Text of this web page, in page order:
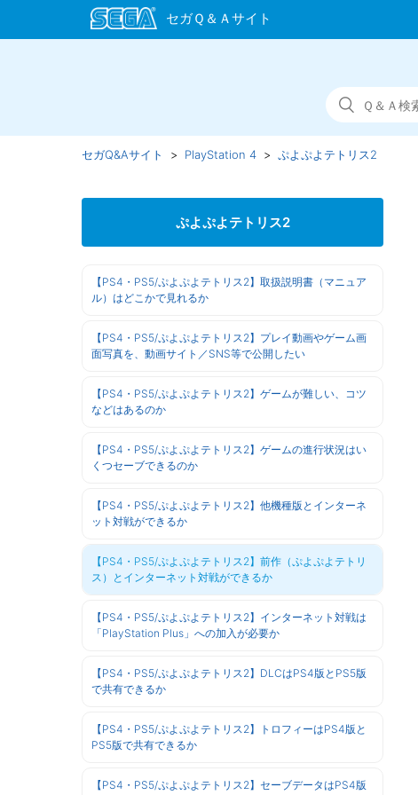
セガQ&Aサイト PlayStation 4 ぷよぷよテトリス2
ぷよぷよテトリス2
【PS4・PS5/ぷよぷよテトリス2】取扱説明書（マニュア
ル）はどこかで見れるか
【PS4・PS5/ぷよぷよテトリス2】プレイ動画やゲーム画
面写真を、動画サイト／SNS等で公開したい
【PS4・PS5/ぷよぷよテトリス2】ゲームが難しい、コツ
などはあるのか
【PS4・PS5/ぷよぷよテトリス2】ゲームの進行状況はい
くつセーブできるのか
【PS4・PS5/ぷよぷよテトリス2】他機種版とインターネ
ット対戦ができるか
【PS4・PS5/ぷよぷよテトリス2】前作（ぷよぷよテトリ
ス）とインターネット対戦ができるか
【PS4・PS5/ぷよぷよテトリス2】インターネット対戦は
「PlayStation Plus」への加入が必要か
【PS4・PS5/ぷよぷよテトリス2】DLCはPS4版とPS5版
で共有できるか
【PS4・PS5/ぷよぷよテトリス2】トロフィーはPS4版と
PS5版で共有できるか
【PS4・PS5/ぷよぷよテトリス2】セーブデータはPS4版